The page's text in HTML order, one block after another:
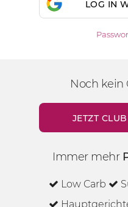
LOG IN
Noch kein
JETZT
Immer mehr
Low Carb